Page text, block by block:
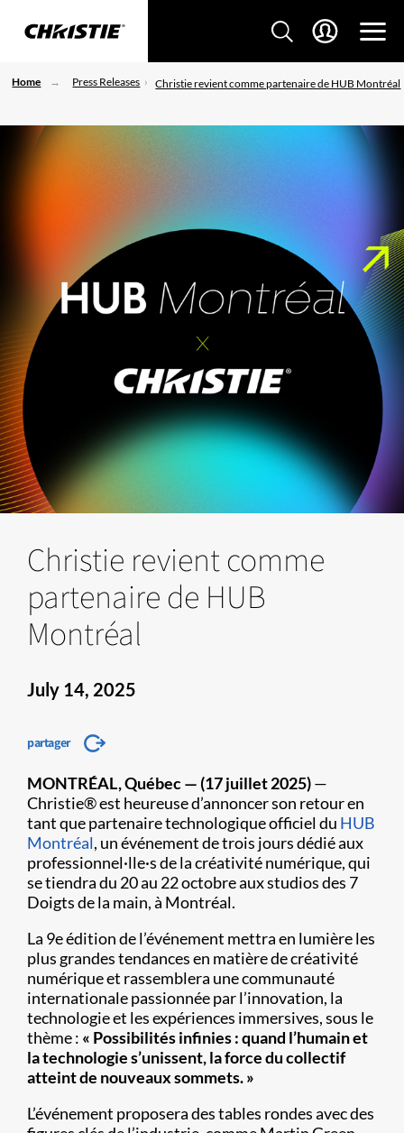
Home Press Releases Christie revient comme partenaire de HUB Montréal
Christie revient comme
partenaire de HUB
Montréal
July 14, 2025
partager
MONTRÉAL, Québec — (17 juillet 2025)—
Christie® est heureuse d’annoncer son retour en
tant que partenaire technologique officiel du HUB
Montréal, un événement de trois jours dédié aux
professionnel·lle·s de la créativité numérique, qui
se tiendra du 20 au 22 octobre aux studios des 7
Doigts de la main, à Montréal.
La 9e édition de l’événement mettra en lumière les
plus grandes tendances en matière de créativité
numérique et rassemblera une communauté
internationale passionnée par l’innovation, la
technologie et les expériences immersives, sous le
thème : « Possibilités infinies : quand l’humain et
la technologie s’unissent, la force du collectif
atteint de nouveaux sommets. »
L’événement proposera des tables rondes avec des